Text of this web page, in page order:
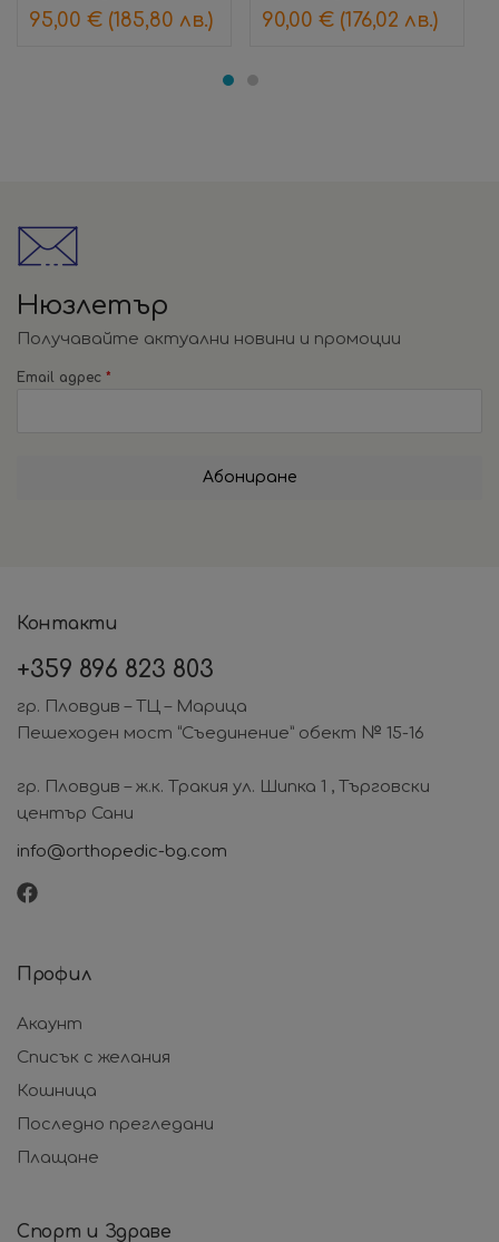
95,00 € (185,80 лв.) 90,00 € (176,02 лв.)
Нюзлетър
Получавайте актуални новини и промоции
Email адрес *
Абониране
Контакти
+359 896 823 803
гр. Пловдив – ТЦ – Марица
Пешеходен мост “Съединение” обект № 15-16
гр. Пловдив – ж.к. Тракия ул. Шипка 1 , Търговски
център Сани
info@orthopedic-bg.com
Профил
Акаунт
Списък с желания
Кошница
Последно прегледани
Плащане
Спорт и Здраве